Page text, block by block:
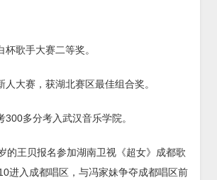
歌手大赛二等奖。
人大赛，获湖北赛区最佳组合奖。
300多分考入武汉音乐学院。
的王贝报名参加湖南卫视《超女》成都歌
进入成都唱区，与冯家妹争夺成都唱区前